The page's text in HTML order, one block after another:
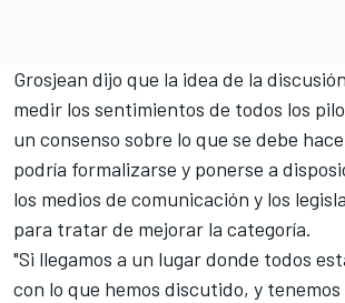
Grosjean dijo que la idea de la
medir los sentimientos de todos los
un consenso sobre lo que se debe
podría formalizarse y ponerse a
los medios de comunicación y los
para tratar de mejorar la categoría.
"Si llegamos a un lugar donde todos
con lo que hemos discutido, y